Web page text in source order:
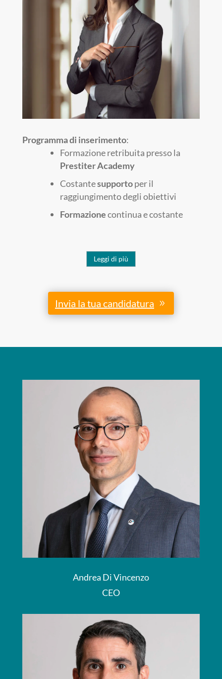
Programma di inserimento:
Formazione retribuita presso la
Prestiter Academy
Costantesupportoper il
raggiungimento degli obiettivi
Formazionecontinua e costante
Leggi di più
Invia la tua candidatura
Andrea Di Vincenzo
CEO